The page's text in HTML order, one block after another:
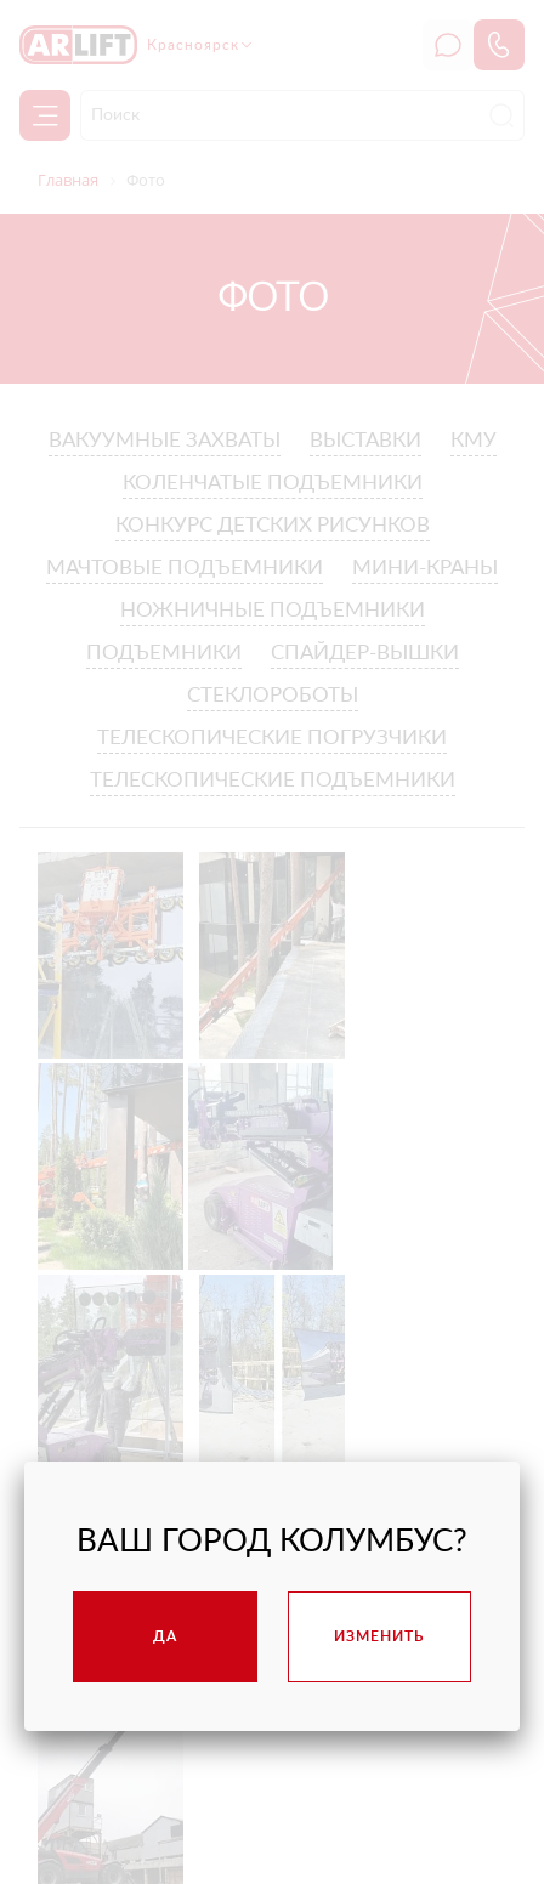
Красноярск
Главная Фото
ФОТО
ВАКУУМНЫЕ ЗАХВАТЫ ВЫСТАВКИ КМУ
КОЛЕНЧАТЫЕ ПОДЪЕМНИКИ
КОНКУРС ДЕТСКИХ РИСУНКОВ
МАЧТОВЫЕ ПОДЪЕМНИКИ МИНИ-КРАНЫ
НОЖНИЧНЫЕ ПОДЪЕМНИКИ
ПОДЪЕМНИКИ СПАЙДЕР-ВЫШКИ
СТЕКЛОРОБОТЫ
ТЕЛЕСКОПИЧЕСКИЕ ПОГРУЗЧИКИ
ТЕЛЕСКОПИЧЕСКИЕ ПОДЪЕМНИКИ
ВАШ ГОРОД КОЛУМБУС?
ДА ИЗМЕНИТЬ